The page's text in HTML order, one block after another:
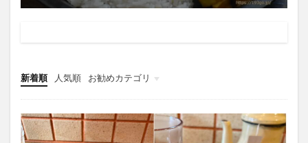
新着順 人気順 お勧めカテゴリ
未分類